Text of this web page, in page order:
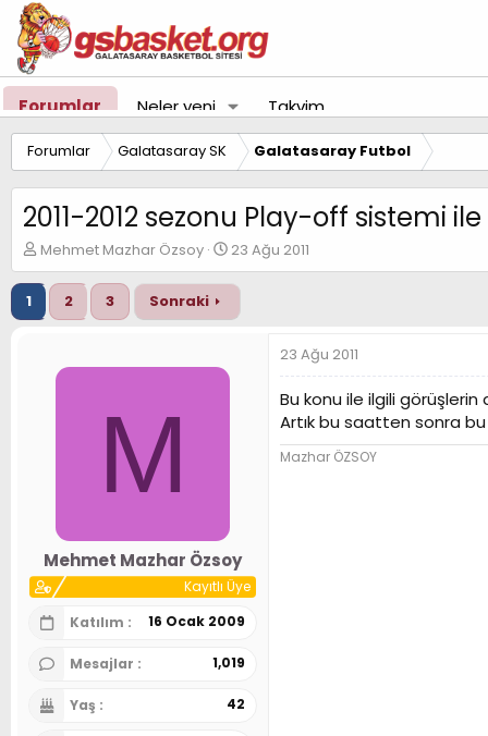
Forumlar Neler yeni Takvim
Forumlar Galatasaray SK Galatasaray Futbol
2011-2012 sezonu Play-off sistemi
K
o
n
u
y
Mehmet Mazhar Özsoy
B
a
ş
a
23 Ağu 2011
1 2 3 Sonraki
M
Mehmet Mazhar Özsoy
Kayıtlı Üye
Katılım
16 Ocak 2009
Mesajlar 1,019
Yaş 42
23 Ağu 2011
Bu konu ile ilgili görüşlerin
Artık bu saatten sonra
Mazhar ÖZSOY